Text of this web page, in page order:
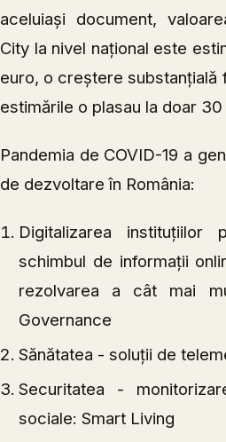
aceluiași document,
City la nivel național este
euro, o creștere substanțială
estimările o plasau la doar
Pandemia de COVID-19 a
de dezvoltare în România:
Digitalizarea
schimbul de informaţii
rezolvarea a cât mai
Governance
Sănătatea - soluţii de
Securitatea -
sociale: Smart Living